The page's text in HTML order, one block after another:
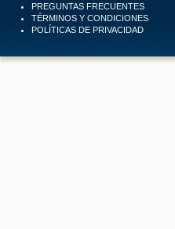
PREGUNTAS FRECUENTES
TÉRMINOS Y CONDICIONES
POLÍTICAS DE PRIVACIDAD